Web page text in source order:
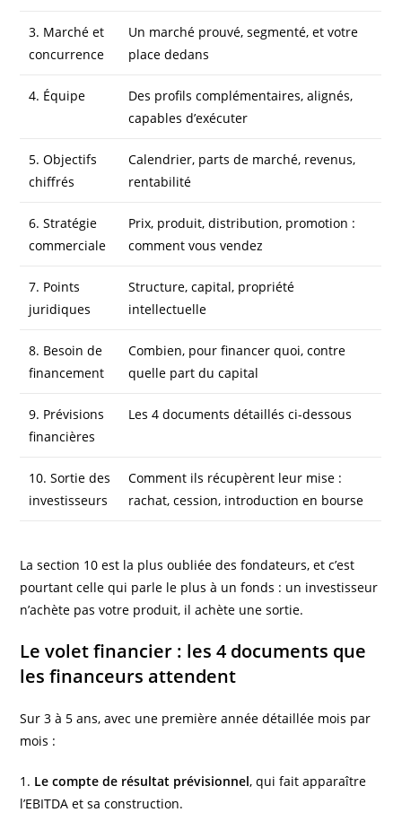
3. Marché et
concurrence
Un marché prouvé, segmenté, et votre
place dedans
4. Équipe
Des profils complémentaires, alignés,
capables d’exécuter
5. Objectifs
chiffrés
Calendrier, parts de marché, revenus,
rentabilité
6. Stratégie
commerciale
Prix, produit, distribution, promotion :
comment vous vendez
7. Points
juridiques
Structure, capital, propriété
intellectuelle
8. Besoin de
financement
Combien, pour financer quoi, contre
quelle part du capital
9. Prévisions
financières
Les 4 documents détaillés ci-dessous
10. Sortie des
investisseurs
Comment ils récupèrent leur mise :
rachat, cession, introduction en bourse
La section 10 est la plus oubliée des fondateurs, et c’est
pourtant celle qui parle le plus à un fonds : un investisseur
n’achète pas votre produit, il achète une sortie.
Le volet financier : les 4 documents que
les financeurs attendent
Sur 3 à 5 ans, avec une première année détaillée mois par
mois :
1. Le compte de résultat prévisionnel, qui fait apparaître
l’EBITDA et sa construction.